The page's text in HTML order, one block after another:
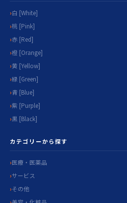
白 [White]
桃 [Pink]
赤 [Red]
橙 [Orange]
黄 [Yellow]
緑 [Green]
青 [Blue]
紫 [Purple]
黒 [Black]
カテゴリーから探す
医療・医薬品
サービス
その他